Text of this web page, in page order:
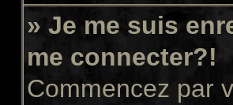
» Je me suis
me connecter?!
Commencez par